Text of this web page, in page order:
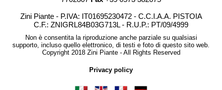
Zini Piante - P.IVA: IT01695230472 - C.C.I.A.A. PISTOIA
C.F.: ZNIGRL84B03G713L - R.U.P.: PT/09/4999
Non è consentita la riproduzione anche parziale su qualsiasi
supporto, incluso quello elettronico, di testi e foto di questo sito web.
Copyright 2018 Zini Piante - All Rights Reserved
Privacy policy